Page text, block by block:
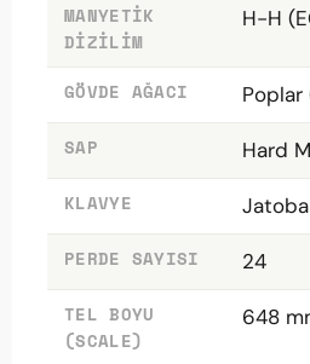
MANYETIK
DIZILIM
H-H
GÖVDE AĞACI Poplar
SAP Hard
KLAVYE Jatoba
PERDE SAYISI 24
TEL BOYU
(SCALE)
648